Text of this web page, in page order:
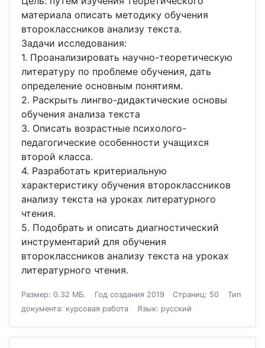
материала описать методику обучения
второклассников анализу текста.
Задачи исследования:
1. Проанализировать научно-теоретическую
литературу по проблеме обучения, дать
определение основным понятиям.
2. Раскрыть лингво-дидактические основы
обучения анализа текста
3. Описать возрастные психолого-
педагогические особенности учащихся
второй класса.
4. Разработать критериальную
характеристику обучения второклассников
анализу текста на уроках литературного
чтения.
5. Подобрать и описать диагностический
инструментарий для обучения
второклассников анализу текста на уроках
литературного чтения.
Размер: 0.32 МБ. Год создания 2019 Страниц: 50
Тип
документа: курсовая работа
Язык: русский